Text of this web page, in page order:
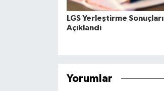
LGS Yerleştirme Sonuçları
Açıklandı
Yorumlar